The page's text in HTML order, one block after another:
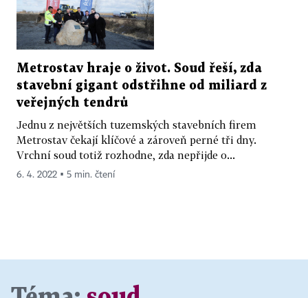
Metrostav hraje o život. Soud řeší, zda
stavební gigant odstřihne od miliard z
veřejných tendrů
Jednu z největších tuzemských stavebních firem
Metrostav čekají klíčové a zároveň perné tři dny.
Vrchní soud totiž rozhodne, zda nepřijde o...
6. 4. 2022 ▪ 5 min. čtení